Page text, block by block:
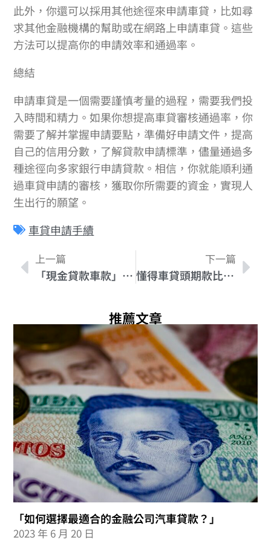
此外，你還可以採用其他途徑來申請車貸，比如尋
求其他金融機構的幫助或在網路上申請車貸。這些
方法可以提高你的申請效率和通過率。
總結
申請車貸是一個需要謹慎考量的過程，需要我們投
入時間和精力。如果你想提高車貸審核通過率，你
需要了解并掌握申請要點，準備好申請文件，提高
自己的信用分數，了解貸款申請標準，儘量通過多
種途徑向多家銀行申請貸款。相信，你就能順利通
過車貸申請的審核，獲取你所需要的資金，實現人
生出行的願望。
車貸申請手續
上一篇
「現金貸款車款」最佳申請時機與利率比較
下一篇
懂得車貸頭期款比例，貸款更容易貸到
推薦文章
「如何選擇最適合的金融公司汽車貸款？」
2023 年 6 月 20 日